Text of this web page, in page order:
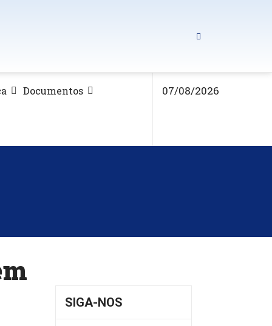
Documentos 07/08/2026
SIGA-NOS